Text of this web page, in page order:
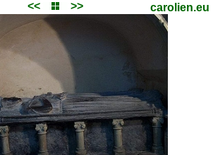
<< >> carolien.eu